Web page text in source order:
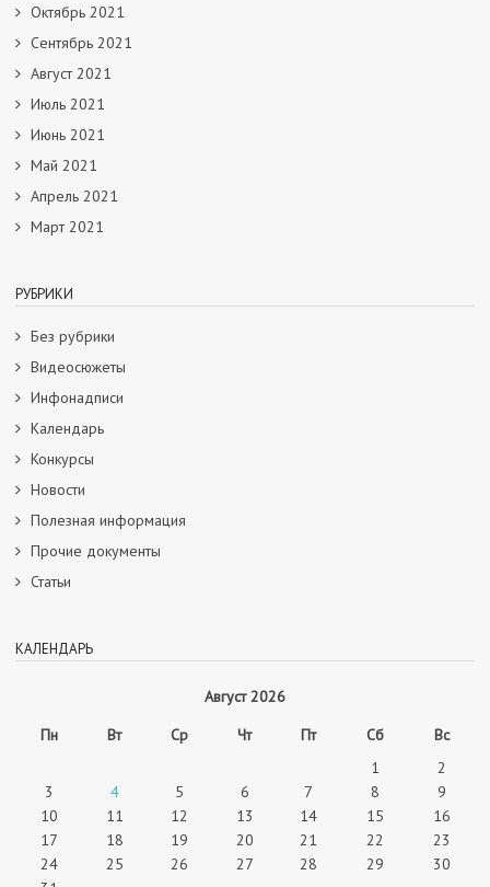
Октябрь 2021
Сентябрь 2021
Август 2021
Июль 2021
Июнь 2021
Май 2021
Апрель 2021
Март 2021
РУБРИКИ
Без рубрики
Видеосюжеты
Инфонадписи
Календарь
Конкурсы
Новости
Полезная информация
Прочие документы
Статьи
КАЛЕНДАРЬ
Август 2026
Пн
Вт Ср Чт Пт Сб
Вс
1
2
3
4 5 6 7 8
9
10
11 12 13 14 15
16
17
18 19 20 21 22
23
24
25 26 27 28 29
30